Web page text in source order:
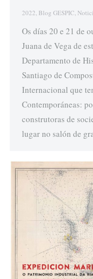
2022, Blog GESPIC,
Os días 20 e 21 de
Juana de Vega de
Departamento de
Santiago de
Internacional que
Contemporáneas:
construtoras de
lugar no salón de